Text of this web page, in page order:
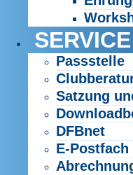
SERVICE
Passstelle
Satzung
DFBnet
E-Postfach